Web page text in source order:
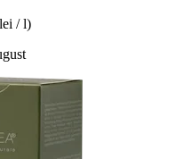
/ l)